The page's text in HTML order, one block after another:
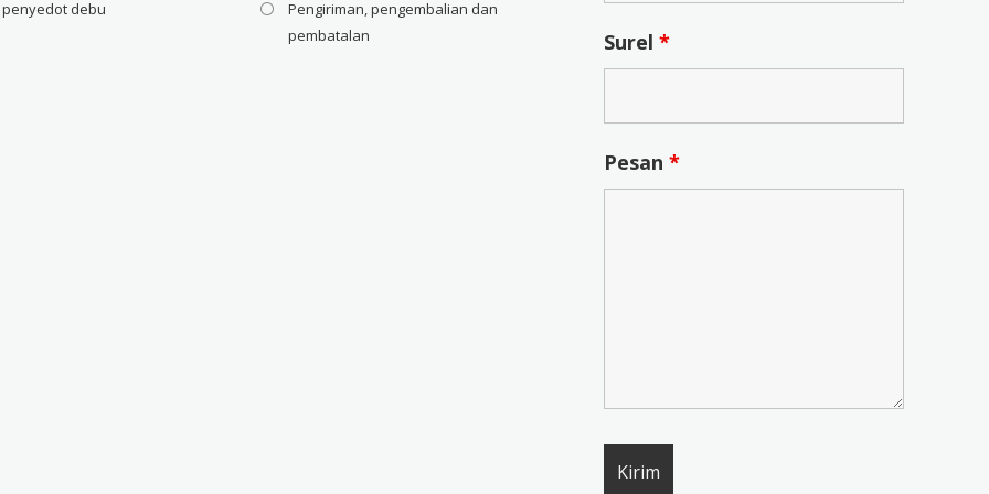
debu
Pengiriman, pengembalian dan
pembatalan
Surel*
Pesan*